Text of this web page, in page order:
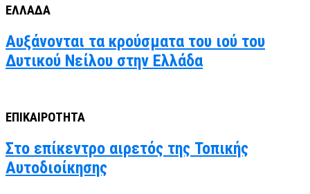
ΕΛΛΑΔΑ
Αυξάνονται τα κρούσματα του ιού του
Δυτικού Νείλου στην Ελλάδα
ΕΠΙΚΑΙΡΟΤΗΤΑ
Στο επίκεντρο αιρετός της Τοπικής
Αυτοδιοίκησης